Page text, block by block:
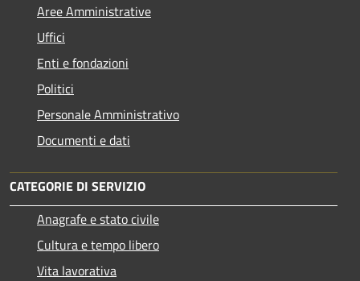
Aree Amministrative
Uffici
Enti e fondazioni
Politici
Personale Amministrativo
Documenti e dati
CATEGORIE DI SERVIZIO
Anagrafe e stato civile
Cultura e tempo libero
Vita lavorativa